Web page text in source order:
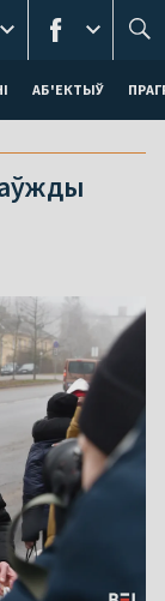
АБ'ЕКТЫЎ